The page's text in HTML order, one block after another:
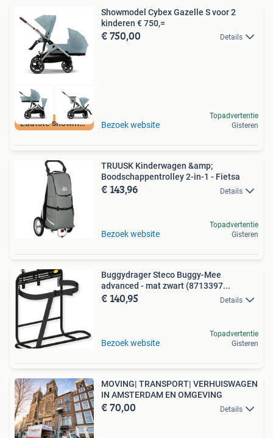
Laatste showmodel
Showmodel Cybex Gazelle S voor 2
kinderen € 750,=
€ 750,00 Details
Bezoek website
Topadvertentie
Gisteren
TRUUSK Kinderwagen &amp;
Boodschappentrolley 2-in-1 - Fietsa
€ 143,96 Details
Bezoek website
Topadvertentie
Gisteren
Buggydrager Steco Buggy-Mee
advanced - mat zwart (8713397...
€ 140,95 Details
Bezoek website
Topadvertentie
Gisteren
MOVING| TRANSPORT| VERHUISWAGEN
IN AMSTERDAM EN OMGEVING
€ 70,00 Details